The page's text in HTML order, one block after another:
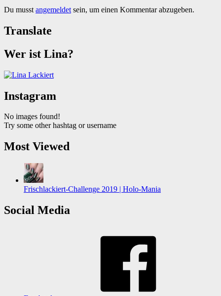
Du musst angemeldet sein, um einen Kommentar abzugeben.
Translate
Wer ist Lina?
Instagram
No images found!
Try some other hashtag or username
Most Viewed
Frischlackiert-Challenge 2019 | Holo-Mania
Social Media